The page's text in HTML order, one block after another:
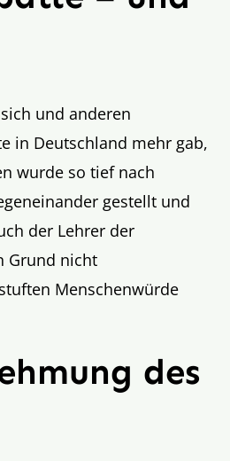
und anderen
in Deutschland mehr gab,
wurde so tief nach
gestellt und
der Lehrer der
Grund nicht
Menschenwürde
des